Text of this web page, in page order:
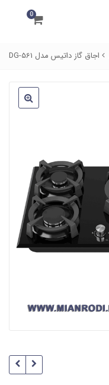
0
اجاق گاز داتیس مدل DG-561